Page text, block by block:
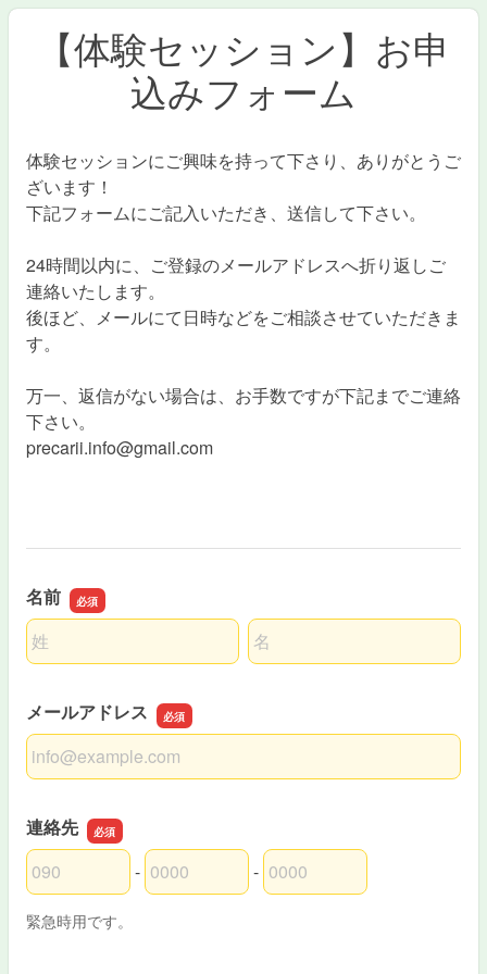
【体験セッション】お申
込みフォーム
体験セッションにご興味を持って下さり、ありがとうご
ざいます！
下記フォームにご記入いただき、送信して下さい。
24時間以内に、ご登録のメールアドレスへ折り返しご
連絡いたします。
後ほど、メールにて日時などをご相談させていただきま
す。
万一、返信がない場合は、お手数ですが下記までご連絡
下さい。
precarii.info@gmail.com
名前
名前の姓
名前の名
メールアドレス
メールアドレス
連絡先
連絡先の市外局番
-
連絡先の市内局番 -
連絡先の加入者番号
緊急時用です。